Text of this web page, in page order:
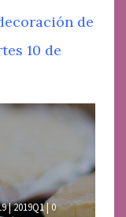
de
10 de
|2019Q1| 0